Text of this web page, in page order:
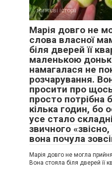
життєві історії
Марія довго не
слова власної
біля дверей її
маленькою
намагалася не
розчарування.
просити про
просто потрібна
кілька годин, бо
усе стало
звичного
вона почула
Марія довго не могла
Вона стояла біля дверей її